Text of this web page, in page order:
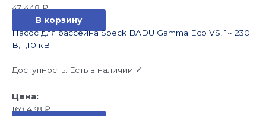
47 448₽
В корзину
Насос для бассейна Speck BADU Gamma Eco VS, 1~ 230
В, 1,10 кВт
Доступность: Есть в наличии ✓
169 438₽